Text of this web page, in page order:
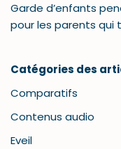
Garde d’enfants
pour les parents qui
Catégories des
Comparatifs
Contenus audio
Eveil